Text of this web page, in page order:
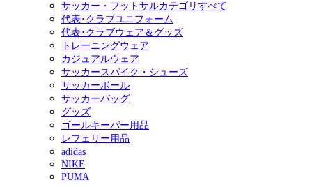
サッカー・フットサルカテゴリすべて
代表･クラブユニフォーム
代表･クラブウェア＆グッズ
トレーニングウェア
カジュアルウェア
サッカースパイク・シューズ
サッカーボール
サッカーバッグ
グッズ
ゴールキーパー用品
レフェリー用品
adidas
NIKE
PUMA